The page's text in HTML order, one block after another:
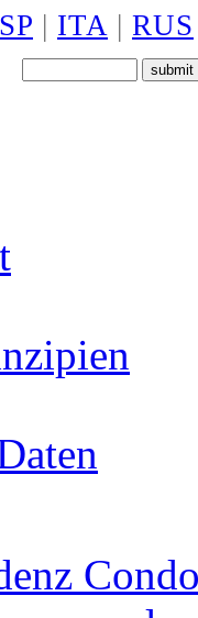
| ITA | RUS